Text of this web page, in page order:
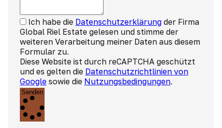
Ich habe die Datenschutzerklärung der Firma
Global Riel Estate gelesen und stimme der
weiteren Verarbeitung meiner Daten aus diesem
Formular zu.
Diese Website ist durch reCAPTCHA geschützt
und es gelten die Datenschutzrichtlinien von
Google sowie die Nutzungsbedingungen.
Senden